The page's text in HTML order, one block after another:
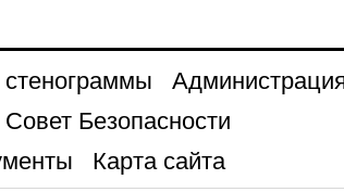
Совет Безопасности
Карта сайта